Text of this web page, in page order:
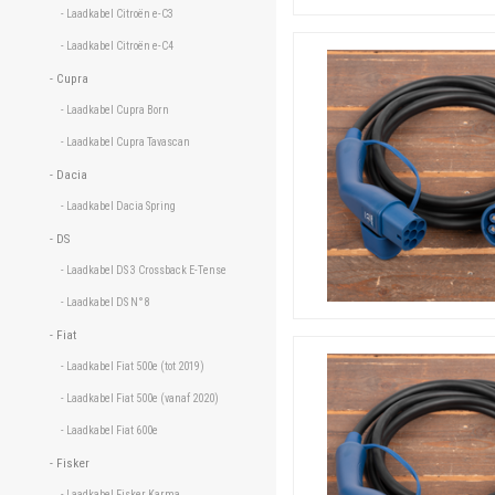
- Laadkabel Citroën e-C3
- Laadkabel Citroën e-C4
- Cupra
- Laadkabel Cupra Born
- Laadkabel Cupra Tavascan
- Dacia
- Laadkabel Dacia Spring
- DS
- Laadkabel DS 3 Crossback E-Tense
- Laadkabel DS N°8
- Fiat
- Laadkabel Fiat 500e (tot 2019)
- Laadkabel Fiat 500e (vanaf 2020)
- Laadkabel Fiat 600e
- Fisker